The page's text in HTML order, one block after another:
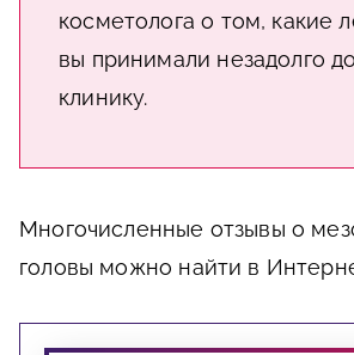
косметолога о том, какие
вы принимали незадолго
клинику.
Многочисленные отзывы о
головы можно найти в